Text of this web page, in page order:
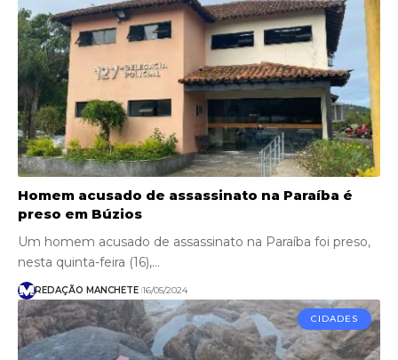
Homem acusado de assassinato na Paraíba é
preso em Búzios
Um homem acusado de assassinato na Paraíba foi preso,
nesta quinta-feira (16),…
REDAÇÃO MANCHETE 16/05/2024
CIDADES